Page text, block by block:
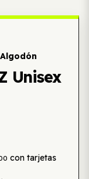
Unisex
con tarjetas